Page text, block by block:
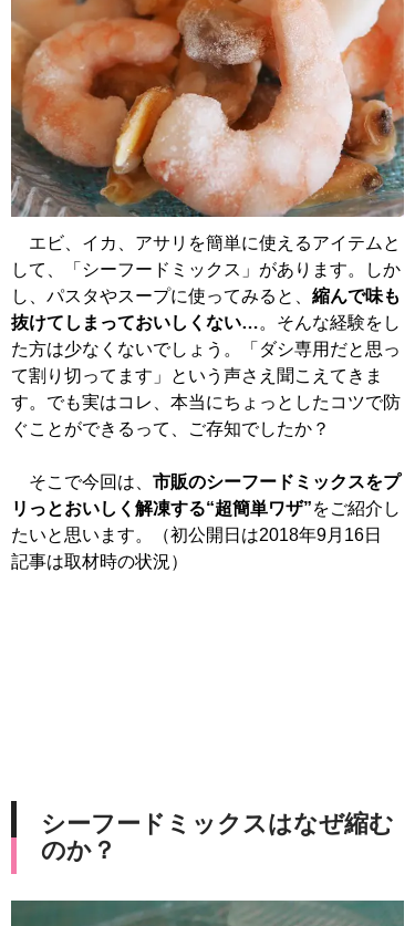
エビ、イカ、アサリを簡単に使えるアイテムと
して、「シーフードミックス」があります。しか
し、パスタやスープに使ってみると、 縮んで味も
抜けてしまっておいしくない…。そんな経験をし
た方は少なくないでしょう。「ダシ専用だと思っ
て割り切ってます」という声さえ聞こえてきま
す。でも実はコレ、本当にちょっとしたコツで防
ぐことができるって、ご存知でしたか？
そこで今回は、 市販のシーフードミックスをプ
リっとおいしく解凍する“超簡単ワザ”をご紹介し
たいと思います。（初公開日は2018年9月16日
記事は取材時の状況）
シーフードミックスはなぜ縮む
のか？